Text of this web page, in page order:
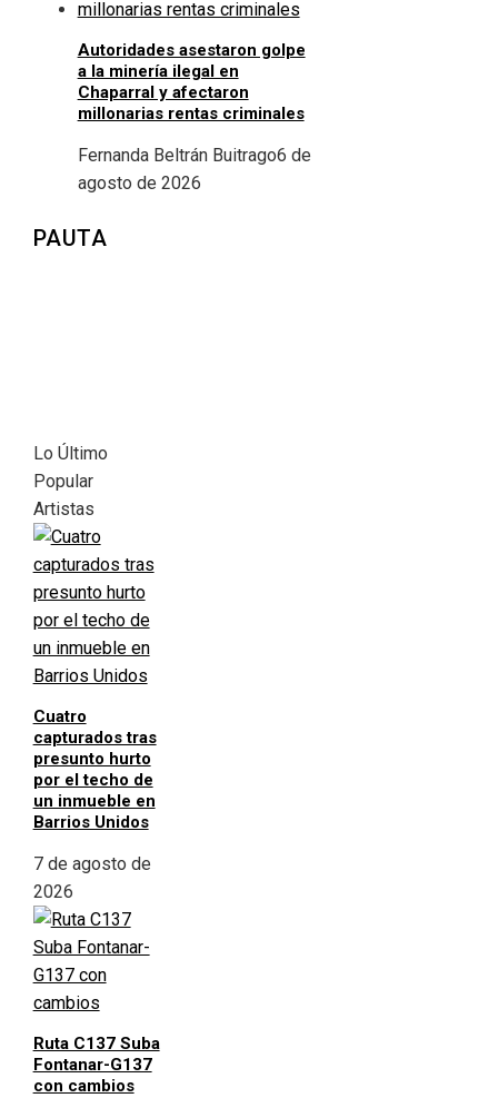
Autoridades asestaron golpe
a la minería ilegal en
Chaparral y afectaron
millonarias rentas criminales
Fernanda Beltrán Buitrago6 de
agosto de 2026
PAUTA
Lo Último
Popular
Artistas
Cuatro
capturados tras
presunto hurto
por el techo de
un inmueble en
Barrios Unidos
7 de agosto de
2026
Ruta C137 Suba
Fontanar-G137
con cambios